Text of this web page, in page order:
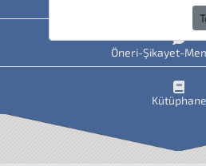
Uzaktan
Öneri-Şikayet-
Kütüphane